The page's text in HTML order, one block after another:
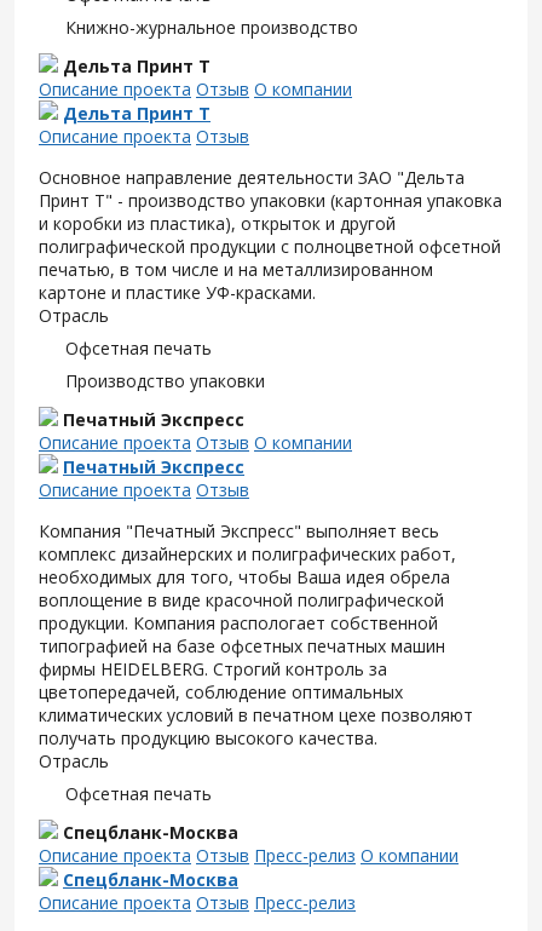
Книжно-журнальное производство
Дельта Принт Т
Описание проекта Отзыв О компании
Дельта Принт Т
Описание проекта Отзыв
Основное направление деятельности ЗАО "Дельта
Принт Т" - производство упаковки (картонная упаковка
и коробки из пластика), открыток и другой
полиграфической продукции с полноцветной офсетной
печатью, в том числе и на металлизированном
картоне и пластике УФ-красками.
Отрасль
Офсетная печать
Производство упаковки
Печатный Экспресс
Описание проекта Отзыв О компании
Печатный Экспресс
Описание проекта Отзыв
Компания "Печатный Экспресс" выполняет весь
комплекс дизайнерских и полиграфических работ,
необходимых для того, чтобы Ваша идея обрела
воплощение в виде красочной полиграфической
продукции. Компания распологает собственной
типографией на базе офсетных печатных машин
фирмы HEIDELBERG. Строгий контроль за
цветопередачей, соблюдение оптимальных
климатических условий в печатном цехе позволяют
получать продукцию высокого качества.
Отрасль
Офсетная печать
Спецбланк-Москва
Описание проекта Отзыв Пресс-релиз О компании
Спецбланк-Москва
Описание проекта Отзыв Пресс-релиз